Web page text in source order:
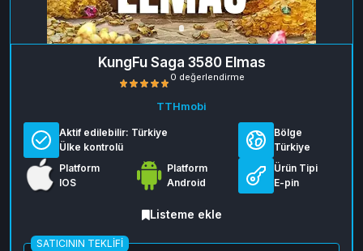
KungFu Saga 3580 Elmas
0 değerlendirme
TTHmobi
Aktif edilebilir: Türkiye
Ülke kontrolü
Bölge
Türkiye
Platform
IOS
Platform
Android
Ürün Tipi
E-pin
Listeme ekle
SATICININ TEKLIFI